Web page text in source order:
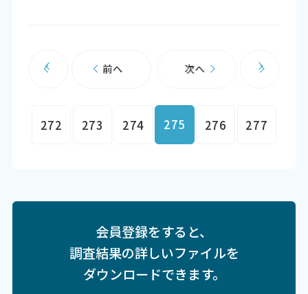
前へ
272 273 274 275 276 277
次へ
会員登録をすると、
調査結果の詳しいファイルを
ダウンロードできます。